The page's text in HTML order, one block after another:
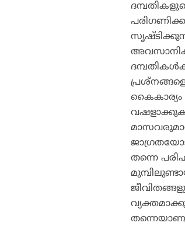
കൈകാര്യം
തന്നെ